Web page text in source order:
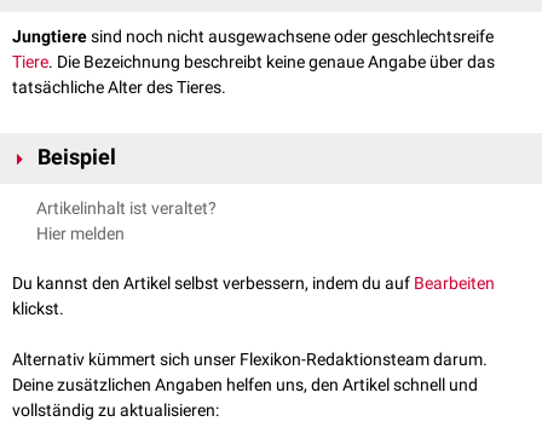
Jungtieresind noch nicht ausgewachsene oder geschlechtsreife
Tiere. Die Bezeichnung beschreibt keine genaue Angabe über das
tatsächliche Alter des Tieres.
Beispiel
Ferkel
Artikelinhalt ist veraltet?
Hier melden
Du kannst den Artikel selbst verbessern, indem du auf Bearbeiten
klickst.
Alternativ kümmert sich unser Flexikon-Redaktionsteam darum.
Deine zusätzlichen Angaben helfen uns, den Artikel schnell und
vollständig zu aktualisieren: